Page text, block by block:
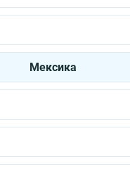
Мексика